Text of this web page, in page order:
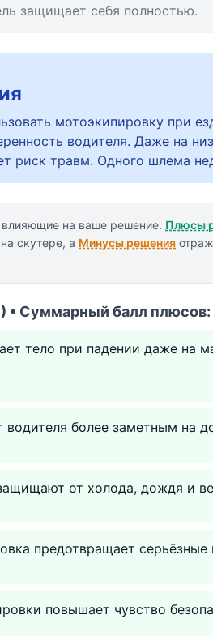
защищает себя полностью.
мотоэкипировку при
водителя. Даже на
риск травм. Одного шлема
на ваше решение. Плюсы
скутере, а Минусы решения
Суммарный балл плюсов:
тело при падении даже на
более заметным на
от холода, дождя и
предотвращает
повышает чувство